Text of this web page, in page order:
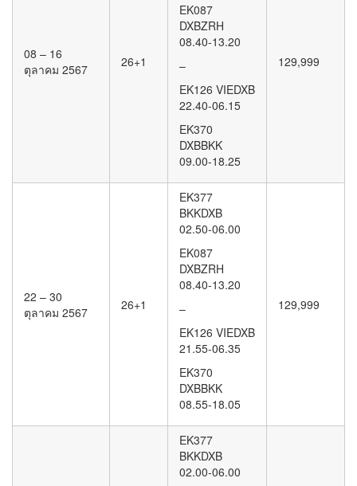
08 – 16
ตุลาคม 2567
26+1
EK087
DXBZRH
08.40-13.20
–
EK126 VIEDXB
22.40-06.15
EK370
DXBBKK
09.00-18.25
129,999
22 – 30
ตุลาคม 2567
26+1
EK377
BKKDXB
02.50-06.00
EK087
DXBZRH
08.40-13.20
–
EK126 VIEDXB
21.55-06.35
EK370
DXBBKK
08.55-18.05
129,999
EK377
BKKDXB
02.00-06.00